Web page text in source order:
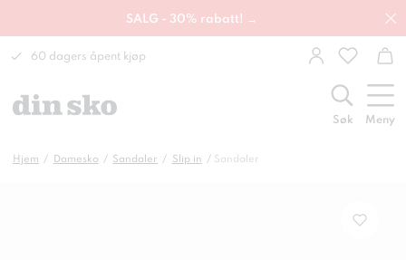
SALG - 30% rabatt! →
60 dagers åpent kjøp
Søk Meny
Hjem Damesko Sandaler Slip in Sandaler